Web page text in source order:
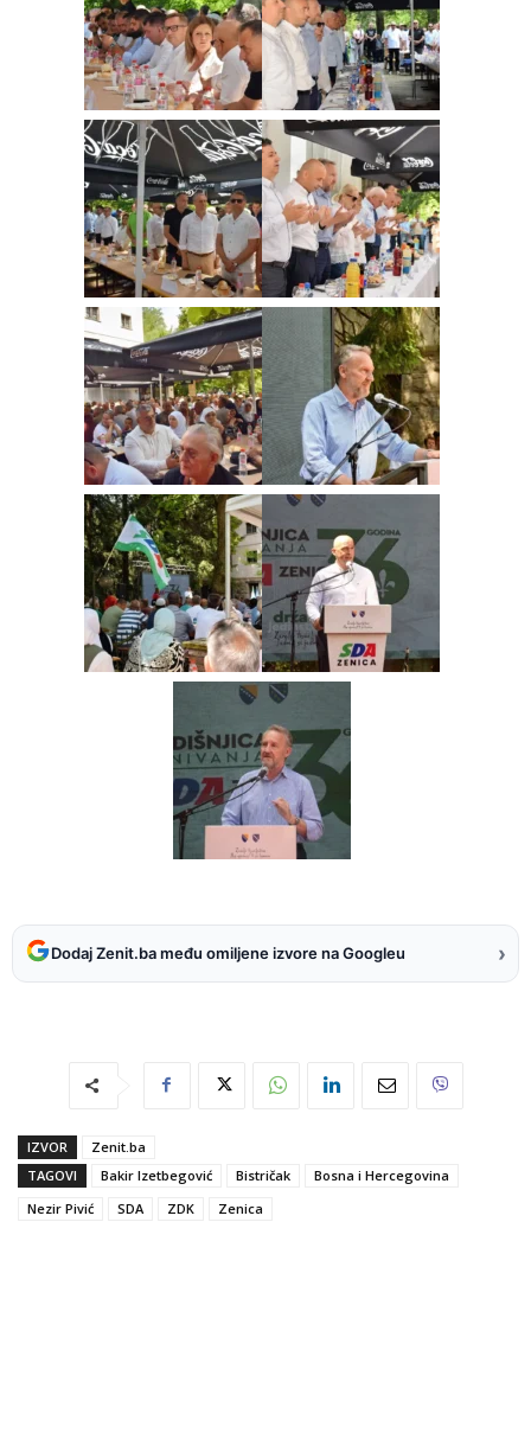
Dodaj Zenit.ba među omiljene izvore na Googleu ›
IZVOR
Zenit.ba
TAGOVI
Bakir Izetbegović Bistričak
Bosna i Hercegovina
Nezir Pivić
SDA ZDK Zenica